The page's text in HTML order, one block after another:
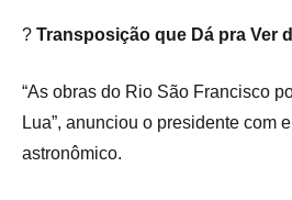
? Transposição que Dá pra Ver
“As obras do Rio São Francisco
Lua”, anunciou o presidente com
astronômico.